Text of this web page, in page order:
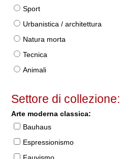
Sport
Urbanistica / architettura
Natura morta
Tecnica
Animali
Settore di collezione:
Arte moderna classica:
Bauhaus
Espressionismo
Fauvismo